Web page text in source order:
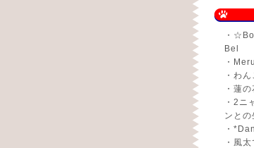
・
Bel
・
・ わん
・ 蓮の
・ 2ニ
ンとの
・
・ 風太